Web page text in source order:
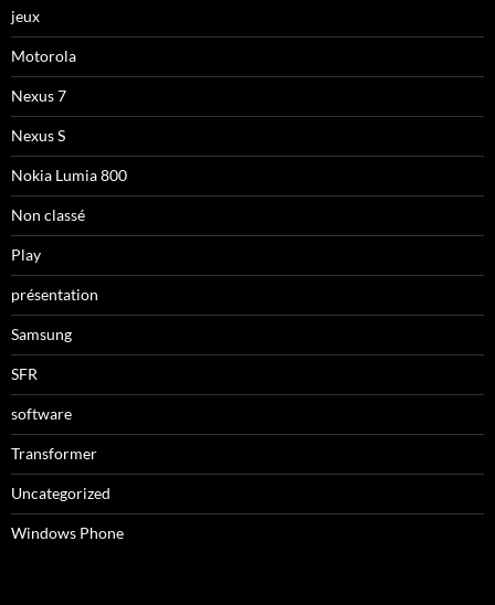
jeux
Motorola
Nexus 7
Nexus S
Nokia Lumia 800
Non classé
Play
présentation
Samsung
SFR
software
Transformer
Uncategorized
Windows Phone